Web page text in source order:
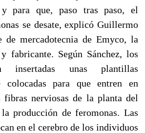
y para que, paso tras paso, el
se desate, explicó Guillermo
de mercadotecnia de Emyco, la
fabricante. Según Sánchez, los
insertadas unas plantillas
colocadas para que entren en
fibras nerviosas de la planta del
producción de feromonas. Las
en el cerebro de los individuos